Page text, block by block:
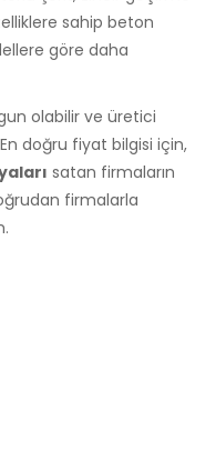
sahip beton
göre daha
olabilir ve üretici
doğru fiyat bilgisi için,
satan firmaların
firmalarla